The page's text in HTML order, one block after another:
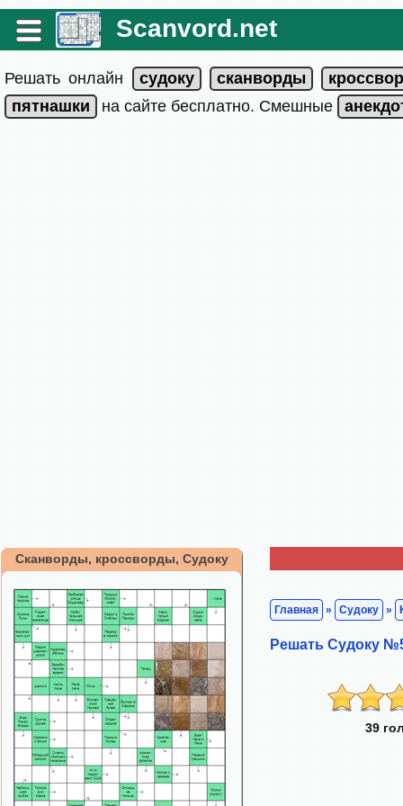
Scanvord.net
Решать онлайн
на сайте бесплатно. Смешные
Сканворды, кроссворды, Судоку
Главная » Судоку »
Решать Судоку
39